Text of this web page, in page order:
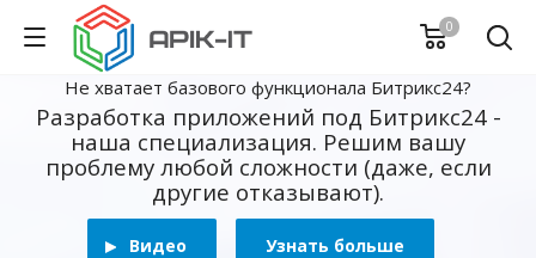
0
Не хватает базового функционала Битрикс24?
Разработка приложений под Битрикс24 -
наша специализация. Решим вашу
проблему любой сложности (даже, если
другие отказывают).
Видео Узнать больше